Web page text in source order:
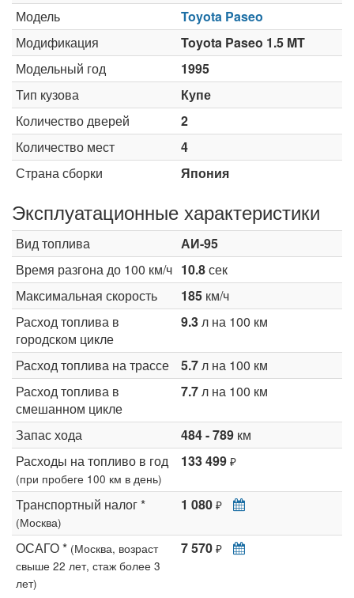
Модель
Toyota Paseo
Модификация
Toyota Paseo 1.5 MT
Модельный год
1995
Тип кузова
Купе
Количество дверей
2
Количество мест
4
Страна сборки
Япония
Эксплуатационные характеристики
Вид топлива
АИ-95
Время разгона до 100 км/ч 10.8сек
Максимальная скорость
185 км/ч
Расход топлива в
городском цикле
9.3л на 100 км
Расход топлива на трассе 5.7л на 100 км
Расход топлива в
смешанном цикле
7.7л на 100 км
Запас хода 484 - 789 км
Расходы на топливо в год
(при пробеге 100 км в день)
133 499 ₽
Транспортный налог *
(Москва)
1 080 ₽
ОСАГО * (Москва, возраст
свыше 22 лет, стаж более 3
лет)
7 570 ₽